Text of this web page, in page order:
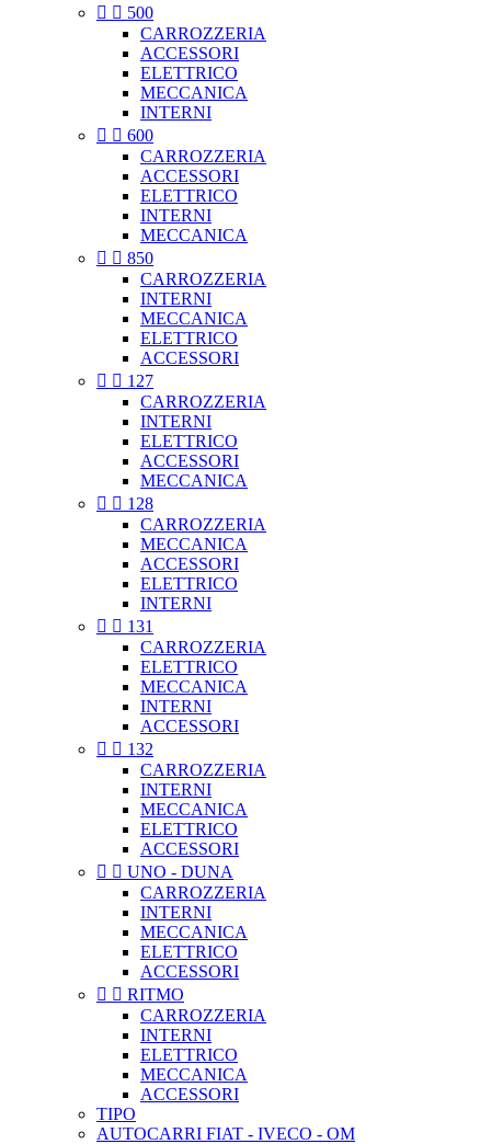
  500
CARROZZERIA
ACCESSORI
ELETTRICO
MECCANICA
INTERNI
  600
CARROZZERIA
ACCESSORI
ELETTRICO
INTERNI
MECCANICA
  850
CARROZZERIA
INTERNI
MECCANICA
ELETTRICO
ACCESSORI
  127
CARROZZERIA
INTERNI
ELETTRICO
ACCESSORI
MECCANICA
  128
CARROZZERIA
MECCANICA
ACCESSORI
ELETTRICO
INTERNI
  131
CARROZZERIA
ELETTRICO
MECCANICA
INTERNI
ACCESSORI
  132
CARROZZERIA
INTERNI
MECCANICA
ELETTRICO
ACCESSORI
  UNO - DUNA
CARROZZERIA
INTERNI
MECCANICA
ELETTRICO
ACCESSORI
  RITMO
CARROZZERIA
INTERNI
ELETTRICO
MECCANICA
ACCESSORI
TIPO
AUTOCARRI FIAT - IVECO - OM